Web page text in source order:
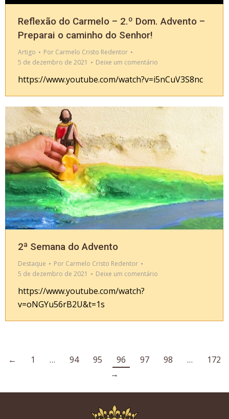
Reflexão do Carmelo – 2.º Dom. Advento –
Preparai o caminho do Senhor!
Artigo Por Carmelo Cristo Redentor
5 de dezembro de 2021
Deixe um comentário
https://www.youtube.com/watch?v=i5nCuV3S8nc
2ª Semana do Advento
Destaque Por Carmelo Cristo Redentor
5 de dezembro de 2021
Deixe um comentário
https://www.youtube.com/watch?
v=oNGYu56rB2U&t=1s
← 1 … 94 95 96 97 98 …
172
→